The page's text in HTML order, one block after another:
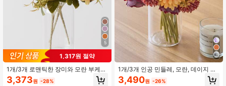
5
1,317원 절약
1개/3개 로맨틱한 장미와 모란 부케
인조 꽃다발 결혼식/가정/침실/거실/
테이블 장식/신부 부케, 발렌타인데이,
3,373원 -28%
1개/3개 인공 민들레, 모란, 데이지 실
크 꽃다발, 웨딩 신부 꽃다발, 가정 사
무실 욕실 농가 주방 테이블 장식, 발
3,490원 -26%